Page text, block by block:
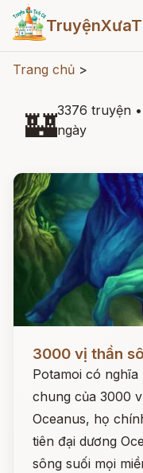
Trang chủ >
🏰3376 truyện •
ngày
3000 vị thần
Potamoi có
chung của 3000
Oceanus, họ
tiên đại dương
sông suối mọi